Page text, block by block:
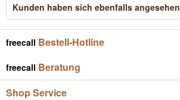
Kunden haben sich ebenfalls angesehen
freecall Bestell-Hotline
freecall Beratung
Shop Service